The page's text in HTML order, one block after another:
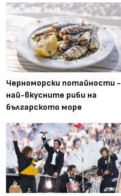
Черноморски потайности -
най-вкусните риби на
българското море